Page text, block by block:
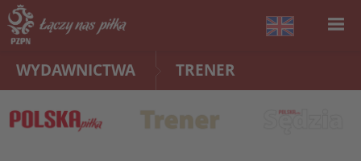
WYDAWNICTWA TRENER